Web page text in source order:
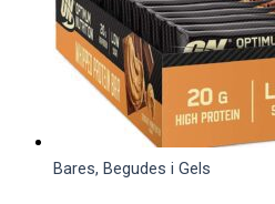
Bares, Begudes i Gels